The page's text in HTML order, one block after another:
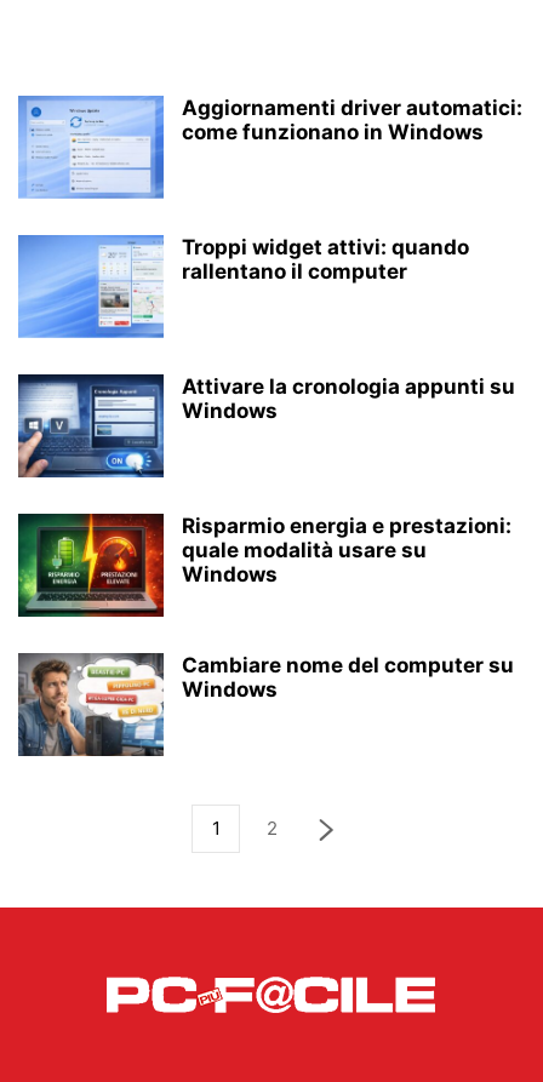
Aggiornamenti driver automatici:
come funzionano in Windows
Troppi widget attivi: quando
rallentano il computer
Attivare la cronologia appunti su
Windows
Risparmio energia e prestazioni:
quale modalità usare su
Windows
Cambiare nome del computer su
Windows
1 2